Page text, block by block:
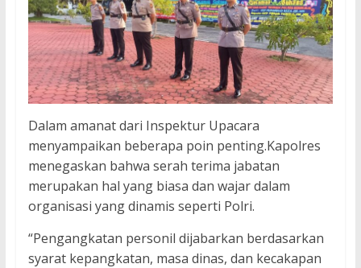
Dalam amanat dari Inspektur Upacara
menyampaikan beberapa poin penting.Kapolres
menegaskan bahwa serah terima jabatan
merupakan hal yang biasa dan wajar dalam
organisasi yang dinamis seperti Polri.
“Pengangkatan personil dijabarkan berdasarkan
syarat kepangkatan, masa dinas, dan kecakapan